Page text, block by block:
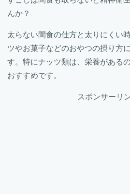
んか？
太らない間食の仕方と太りにくい
ツやお菓子などのおやつの摂り方
す。特にナッツ類は、栄養がある
おすすめです。
スポンサーリ